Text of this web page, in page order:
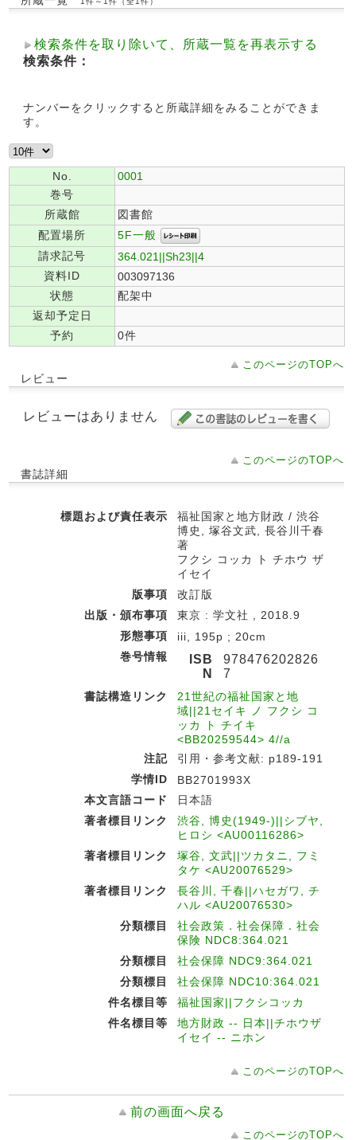
検索条件を取り除いて、所蔵一覧を再表示する
検索条件：
ナンバーをクリックすると所蔵詳細をみることができま
す。
No.
0001
巻号
所蔵館
図書館
配置場所
5F一般
請求記号
364.021||Sh23||4
資料ID
003097136
状態
配架中
返却予定日
予約
0件
このページのTOPへ
レビュー
レビューはありません
このページのTOPへ
書誌詳細
標題および責任表示
福祉国家と地方財政 / 渋谷
博史, 塚谷文武, 長谷川千春
著
フクシ コッカ ト チホウ ザ
イセイ
版事項
改訂版
出版・頒布事項
東京 : 学文社 , 2018.9
形態事項
iii, 195p ; 20cm
巻号情報
ISB
N
978476202826
7
書誌構造リンク
21世紀の福祉国家と地
域||21セイキ ノ フクシ コ
ッカ ト チイキ
<BB20259544> 4//a
注記
引用・参考文献: p189-191
学情ID
BB2701993X
本文言語コード
日本語
著者標目リンク
渋谷, 博史(1949-)||シブヤ,
ヒロシ <AU00116286>
著者標目リンク
塚谷, 文武||ツカタニ, フミ
タケ <AU20076529>
著者標目リンク
長谷川, 千春||ハセガワ, チ
ハル <AU20076530>
分類標目
社会政策．社会保障．社会
保険 NDC8:364.021
分類標目
社会保障 NDC9:364.021
分類標目
社会保障 NDC10:364.021
件名標目等
福祉国家||フクシコッカ
件名標目等
地方財政 -- 日本||チホウザ
イセイ -- ニホン
このページのTOPへ
前の画面へ戻る
このページのTOPへ